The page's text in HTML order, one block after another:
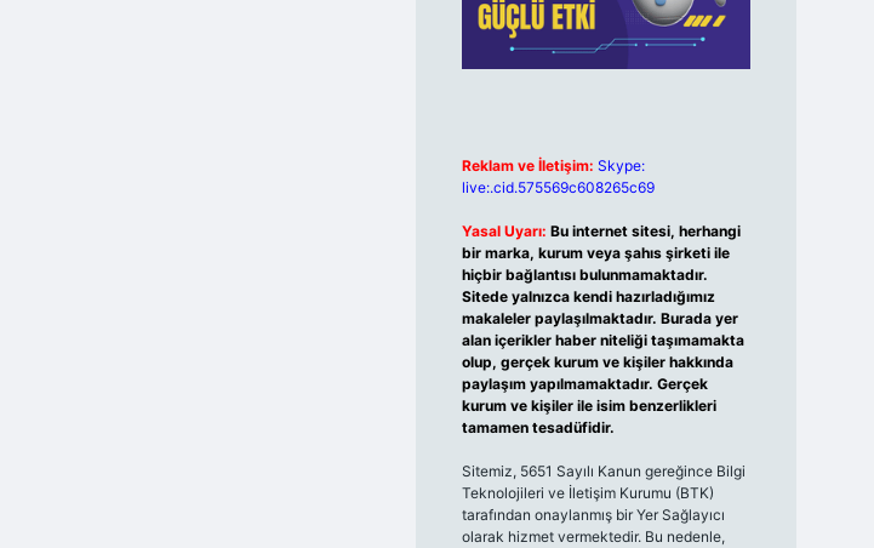
Reklam ve İletişim: Skype:
live:.cid.575569c608265c69
Yasal Uyarı: Bu internet sitesi, herhangi
bir marka, kurum veya şahıs şirketi ile
hiçbir bağlantısı bulunmamaktadır.
Sitede yalnızca kendi hazırladığımız
makaleler paylaşılmaktadır. Burada yer
alan içerikler haber niteliği taşımamakta
olup, gerçek kurum ve kişiler hakkında
paylaşım yapılmamaktadır. Gerçek
kurum ve kişiler ile isim benzerlikleri
tamamen tesadüfidir.
Sitemiz, 5651 Sayılı Kanun gereğince Bilgi
Teknolojileri ve İletişim Kurumu (BTK)
tarafından onaylanmış bir Yer Sağlayıcı
olarak hizmet vermektedir. Bu nedenle,